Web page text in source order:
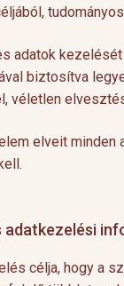
adatok
biztosítva
véletlen
elveit
adatkezelési
célja, hogy a